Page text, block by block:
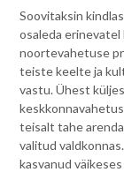
Soovitaksin
osaleda erinevatel
noortevahetuse
teiste keelte ja
vastu. Ühest
teisalt tahe
valitud
kasvanud